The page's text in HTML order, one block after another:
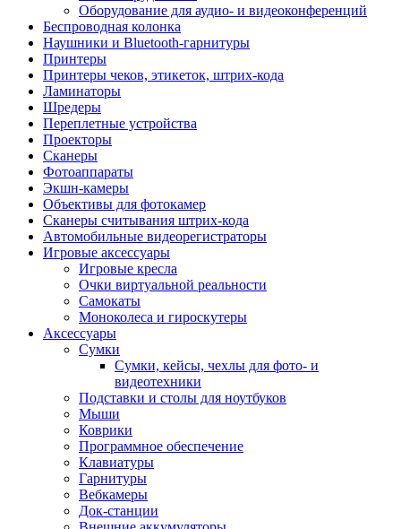
Оборудование для аудио- и видеоконференций
Беспроводная колонка
Наушники и Bluetooth-гарнитуры
Принтеры
Принтеры чеков, этикеток, штрих-кода
Ламинаторы
Шредеры
Переплетные устройства
Проекторы
Сканеры
Фотоаппараты
Экшн-камеры
Объективы для фотокамер
Сканеры считывания штрих-кода
Автомобильные видеорегистраторы
Игровые аксессуары
Игровые кресла
Очки виртуальной реальности
Самокаты
Моноколеса и гироскутеры
Аксессуары
Сумки
Сумки, кейсы, чехлы для фото- и
видеотехники
Подставки и столы для ноутбуков
Мыши
Коврики
Программное обеспечение
Клавиатуры
Гарнитуры
Вебкамеры
Док-станции